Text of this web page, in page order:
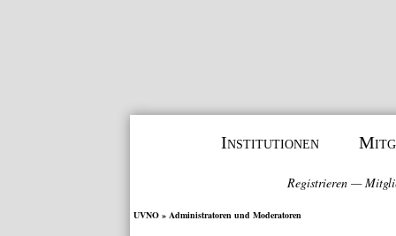
Institutionen
Registrieren—
UVNO » Administratoren und Moderatoren